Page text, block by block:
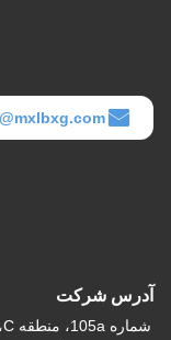
آدرس شرکت